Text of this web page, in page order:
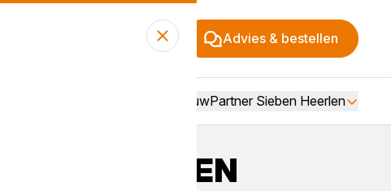
Advies & bestellen
Over BouwPartner Sieben Heerlen
EN BLOKKEN